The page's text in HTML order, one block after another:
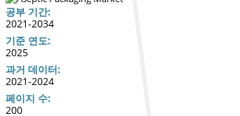
공부 기간:
2021-2034
기준 연도:
2025
과거 데이터:
2021-2024
페이지 수:
200